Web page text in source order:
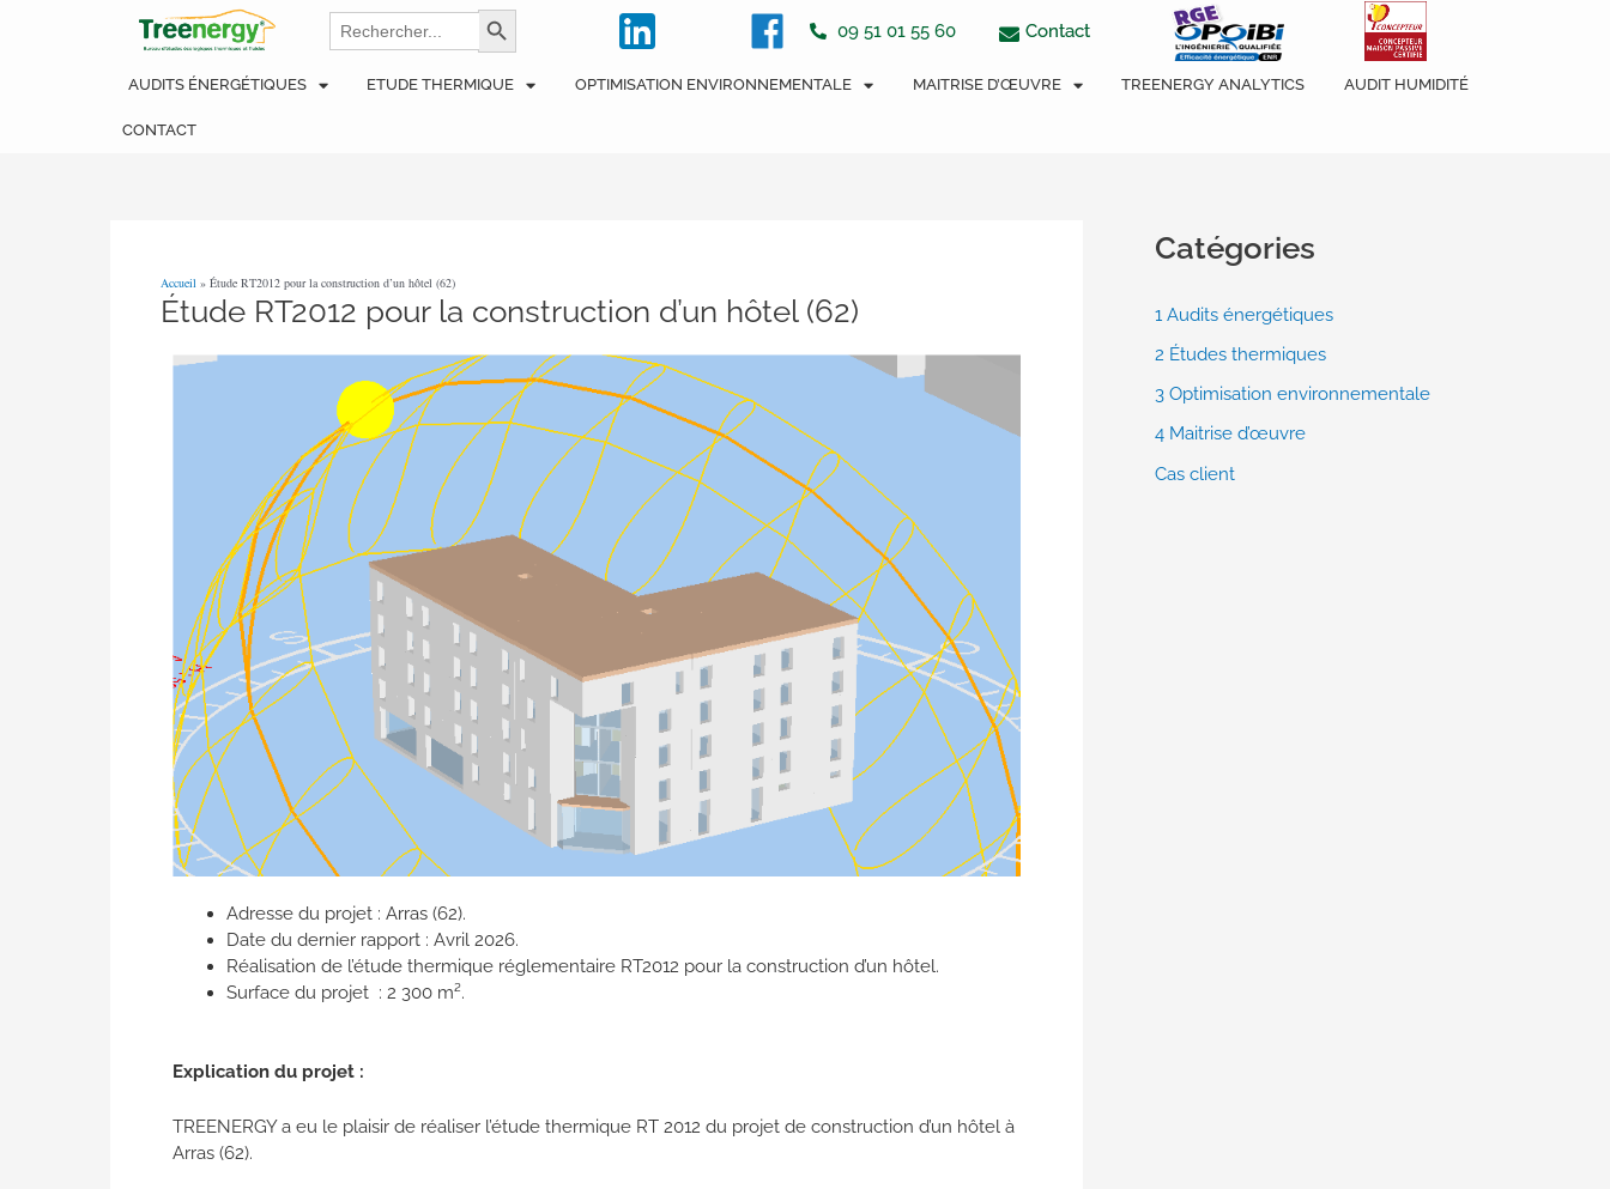
Search
for:
Search Button 09 51 01 55 60 Contact
AUDITS ÉNERGÉTIQUES ETUDE THERMIQUE OPTIMISATION ENVIRONNEMENTALE MAITRISE D’ŒUVRE TREENERGY ANALYTICS AUDIT HUMIDITÉ
CONTACT
Accueil » Étude RT2012 pour la construction d’un hôtel (62)
Étude RT2012 pour la construction d’un hôtel (62)
Adresse du projet : Arras (62).
Date du dernier rapport : Avril 2026.
Réalisation de l’étude thermique réglementaire RT2012 pour la construction d’un hôtel.
Surface du projet : 2 300 m².
Explication du projet :
TREENERGY a eu le plaisir de réaliser l’étude thermique RT 2012 du projet de construction d’un hôtel à
Arras (62).
Catégories
1 Audits énergétiques
2 Études thermiques
3 Optimisation environnementale
4 Maitrise d’œuvre
Cas client